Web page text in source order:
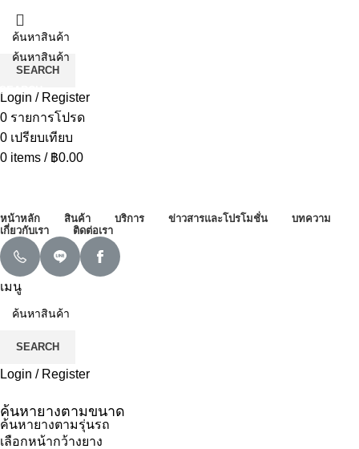
SEARCH
Login / Register
0 รายการโปรด
0 เปรียบเทียบ
0 items / ฿0.00
หน้าหลัก สินค้า บริการ ข่าวสารและโปรโมชั่น
บทความ
เกี่ยวกับเรา
ติดต่อเรา
เมนู
SEARCH
Login / Register
ค้นหายางตามขนาด
ค้นหายางตามรุ่นรถ
เลือกหน้ากว้างยาง
SEARCH